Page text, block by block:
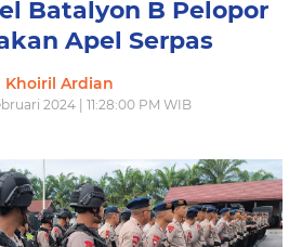
Batalyon B Pelopor
Apel Serpas
Khoiril Ardian
2024 | 11:28:00 PM WIB